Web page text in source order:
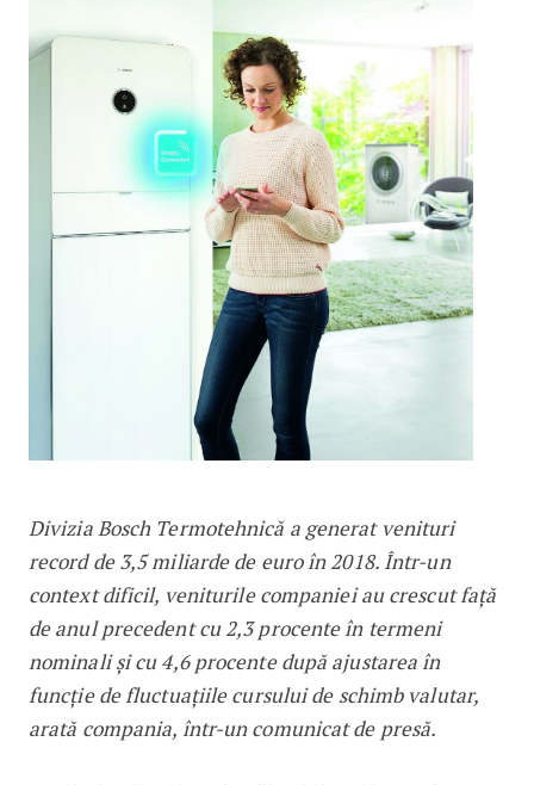
Divizia Bosch Termotehnică a generat venituri
record de 3,5 miliarde de euro în 2018. Într-un
context dificil, veniturile companiei au crescut față
de anul precedent cu 2,3 procente în termeni
nominali și cu 4,6 procente după ajustarea în
funcție de fluctuațiile cursului de schimb valutar,
arată compania, într-un comunicat de presă.